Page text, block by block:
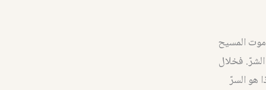
موت المسيح
فخلال
هو السرّ